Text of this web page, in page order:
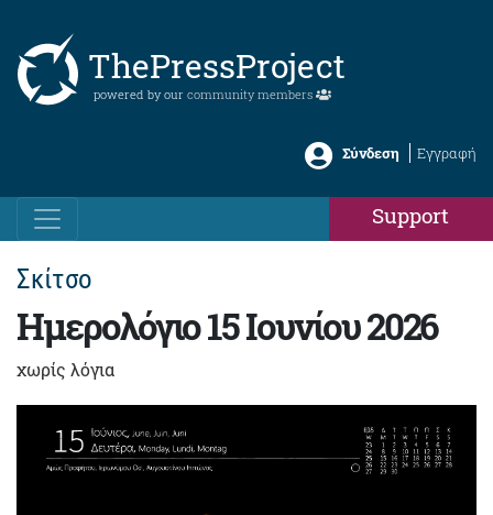
ThePressProject
powered by our community members
Σύνδεση Εγγραφή
Support
Σκίτσο
Ημερολόγιο 15 Ιουνίου 2026
χωρίς λόγια